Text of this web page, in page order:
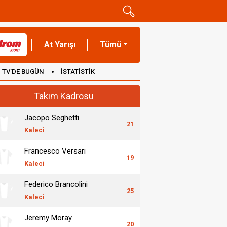
At Yarışı Tümü
TV'DE BUGÜN İSTATİSTİK
Takım Kadrosu
Jacopo Seghetti
Kaleci
21
Francesco Versari
Kaleci
19
Federico Brancolini
Kaleci
25
Jeremy Moray
20